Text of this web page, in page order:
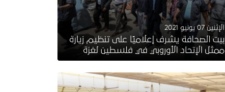
الإثنين 07 يونيو 2021
بيت الصحافة يشرف إعلاميًا على تنظيم زيارة
ممثل الإتحاد الأوروبي في فلسطين لغزة